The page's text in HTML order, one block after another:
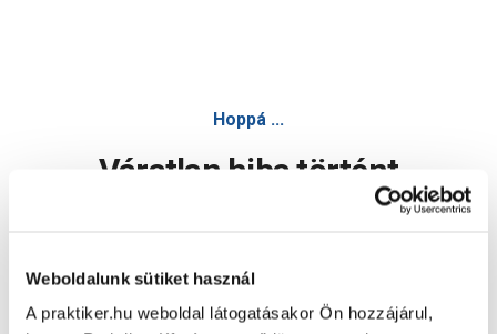
Weboldalunk sütiket használ
A praktiker.hu weboldal látogatásakor Ön hozzájárul,
Hoppá ...
Váratlan hiba történt
Oldal újratöltése